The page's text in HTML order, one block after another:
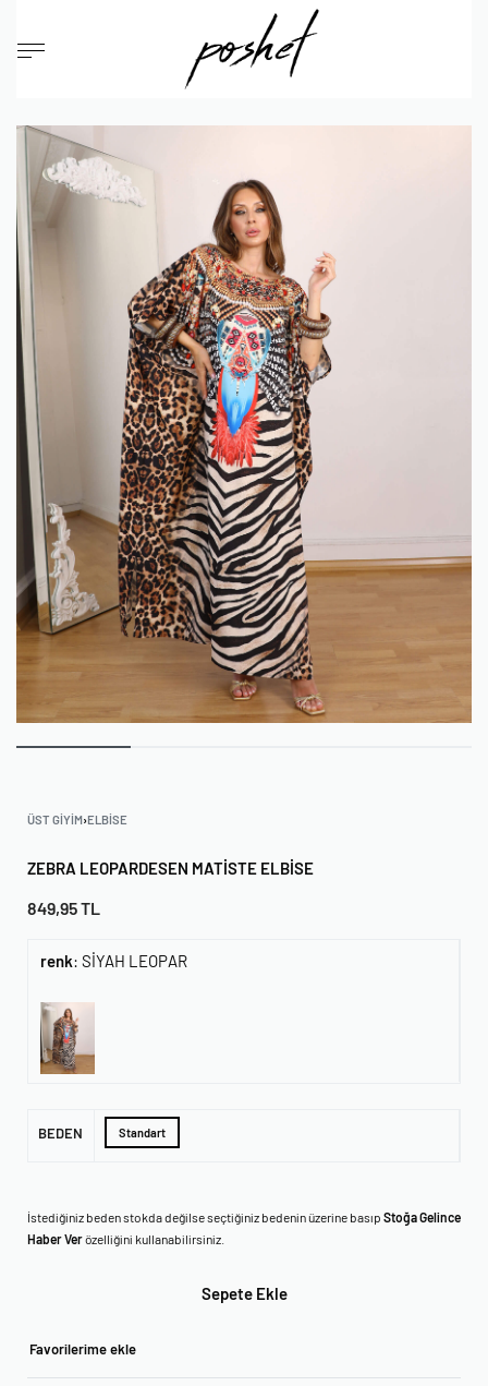
ÜST GIYIM›ELBISE
ZEBRA LEOPARDESEN MATISTE ELBISE
849,95TL
renk: SİYAH LEOPAR
BEDEN Standart
İstediğiniz beden stokda değilse seçtiğiniz bedenin üzerine basıp Stoğa Gelince
Haber Verözelliğini kullanabilirsiniz.
Sepete Ekle
Favorilerime ekle